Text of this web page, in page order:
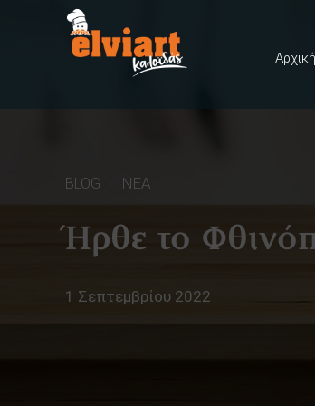
Αρχική
BLOG ΝΕΑ
Ήρθε το
1 Σεπτεμβρίου 2022